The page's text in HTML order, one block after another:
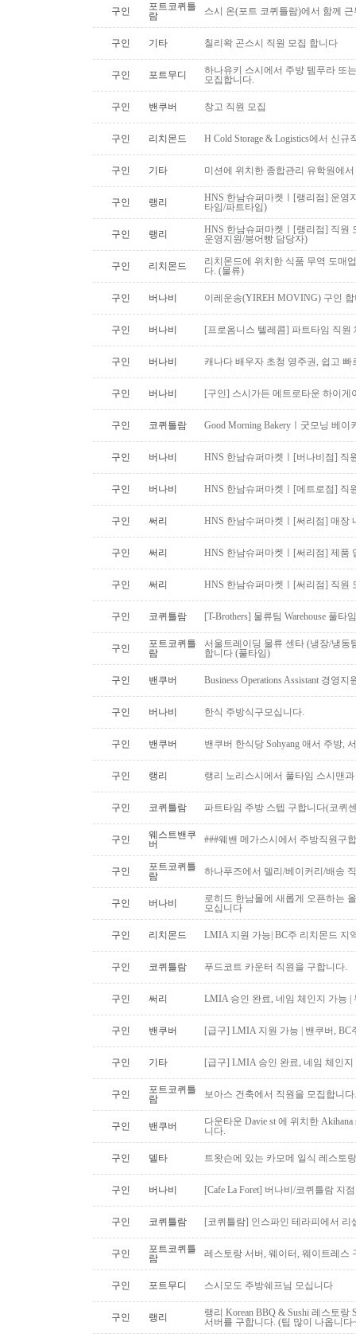
구인
포트코퀴틀
람
스시 온(포트 코퀴틀람)에서 함께
구인 기타 칠리왁 곤스시 직원 모집 합니다
구인 포트무디
하나유키 스시에서 주방 템푸라 또
모집합니다.
구인 밴쿠버 창고 직원 모집
구인 리치몬드 H Cold Storage & Logistics에서 신규
구인 기타 미션에 위치한 종합관리 유학원에
구인 랭리
HNS 한남슈퍼마켓ㅣ[랭리점] 운영
타임/파트타임)
구인 랭리
HNS 한남슈퍼마켓ㅣ[랭리점] 직원
운영지원/붕어빵 담당자)
구인 리치몬드
리치몬드에 위치한 식품 무역 도매
다. (물류)
구인 버나비 이레운송(YIREH MOVING) 구인
구인 버나비 [프로옴니스 텔레콤] 파트타임 직원
구인 버나비 캐나다 배우자 초청 영주권, 쉽고 빠
구인 버나비 [구인] 스시가든 메트로타운 하이게
구인 코퀴틀람 Good Morning Bakeryㅣ굿모닝 베
구인 버나비 HNS 한남슈퍼마켓ㅣ[버나비점] 직
구인 버나비 HNS 한남슈퍼마켓ㅣ[메트로점] 직
구인 써리 HNS 한남수퍼마켓ㅣ[써리점] 매장
구인 써리 HNS 한남슈퍼마켓ㅣ[써리점] 제품
구인 써리 HNS 한남슈퍼마켓ㅣ[써리점] 직원
구인 코퀴틀람 [T-Brothers] 물류팀 Warehouse 풀타
구인
포트코퀴틀
람
서울트레이딩 물류 센타 (냉장/냉동
합니다 (풀타임)
구인 밴쿠버 Business Operations Assistant 경영
구인 버나비 한식 주방식구모십니다.
구인 밴쿠버 밴쿠버 한식당 Sohyang 애서 주방,
구인 랭리 랭리 노리스시에서 풀타임 스시맨
구인 코퀴틀람 파트타임 주방 스텝 구합니다(코퀴
구인
웨스트밴쿠
버
###웨밴 메가스시에서 주방직원구
구인
포트코퀴틀
람
하나푸즈에서 델리/베이커리/배송
구인 버나비
로히드 한남몰에 새롭게 오픈하는
모십니다
구인 리치몬드 LMIA 지원 가능| BC주 리치몬드 지
구인 코퀴틀람 푸드코트 카운터 직원을 구합니다.
구인 써리 LMIA 승인 완료, 네임 체인지 가능 |
구인 밴쿠버 [급구] LMIA 지원 가능 | 밴쿠버,
구인 기타 [급구] LMIA 승인 완료, 네임 체인
구인
포트코퀴틀
람
보아스 건축에서 직원을 모집합니다.
구인 밴쿠버
다운타운 Davie st 에 위치한
니다.
구인 델타 트왓슨에 있는 카모메 일식 레스토
구인 버나비 [Cafe La Foret] 버나비/코퀴틀람 지
구인 코퀴틀람 [코퀴틀람] 인스파인 테라피에서 리
구인
포트코퀴틀
람
레스토랑 서버, 웨이터, 웨이트레스
구인 포트무디 스시모도 주방쉐프님 모십니다
구인 랭리
랭리 Korean BBQ & Sushi 레스토
서버를 구합니다. (팁 많이 나옵니다